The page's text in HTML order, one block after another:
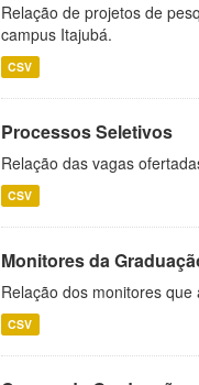
Relação de projetos de
campus Itajubá.
CSV
Processos Seletivos
Relação das vagas
CSV
Monitores da
Relação dos monitores
CSV